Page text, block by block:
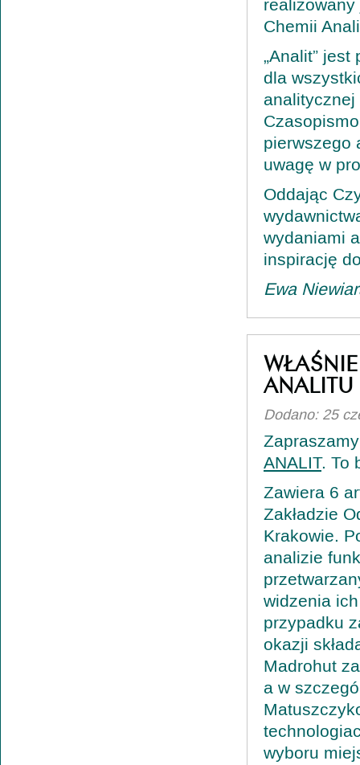
Chemii
„Analit”
dla
analitycznej
pierwszego
uwagę w
Oddając
wydaniami
inspirację
Ewa
ANALITU
Dodano: 25
ANALIT. To
Zawiera 6
Zakładzie
Krakowie.
analizie
widzenia
przypadku
okazji
Madrohut
a w
wyboru